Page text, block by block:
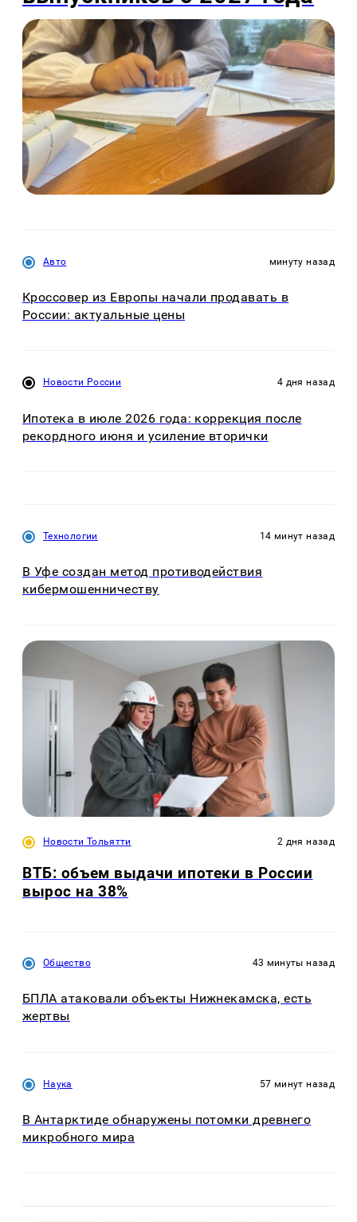
Авто минуту назад
Кроссовер из Европы начали продавать в
России: актуальные цены
Новости России 4 дня назад
Ипотека в июле 2026 года: коррекция после
рекордного июня и усиление вторички
Технологии 14 минут назад
В Уфе создан метод противодействия
кибермошенничеству
Новости Тольятти 2 дня назад
ВТБ: объем выдачи ипотеки в России
вырос на 38%
Общество 43 минуты назад
БПЛА атаковали объекты Нижнекамска, есть
жертвы
Наука 57 минут назад
В Антарктиде обнаружены потомки древнего
микробного мира